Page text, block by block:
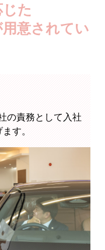
た
意されてい
の責務として入社
す。